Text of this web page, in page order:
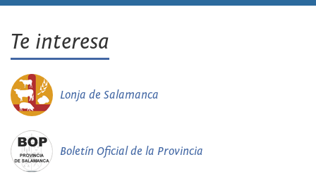
Te interesa
Lonja de Salamanca
Boletín Oficial de la Provincia